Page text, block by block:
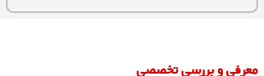
معرفی و بررسی تخصصی